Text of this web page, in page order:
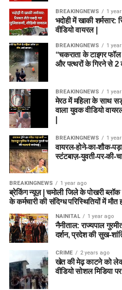
BREAKINGNEWS 1
भदोही में खाकी
वीडियो वायरल |
BREAKINGNEWS 1
“चकराता के टाइगर
और पत्थरों के गिरने से 2
BREAKINGNEWS 1
मेरठ में महिला के साथ
वाला युवक वीडियो
BREAKINGNEWS 1
वायरल-होने-का-शौक-
स्टंटबाज़-युवती-पर-की-
BREAKINGNEWS 1 year ago
ब्रेकिंग न्यूज़ | चमोली जिले के पोखरी ब्लॉक
के कर्मचारी की संदिग्ध परिस्थितियों में मौत
NAINITAL 1 year ago
नैनीताल: राज्यपाल
दर्शन, प्रदेश की सुख-
CRIME 2 years ago
खेत की मेढ़ काटने को
वीडियो सोशल मिडिया